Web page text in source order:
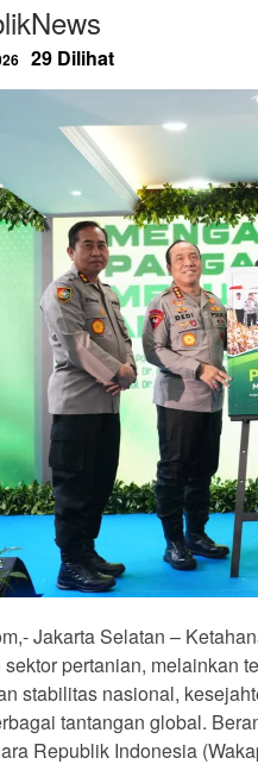
29 Dilihat
Jakarta Selatan –
pertanian, melainkan
stabilitas nasional,
tantangan global.
Republik Indonesia